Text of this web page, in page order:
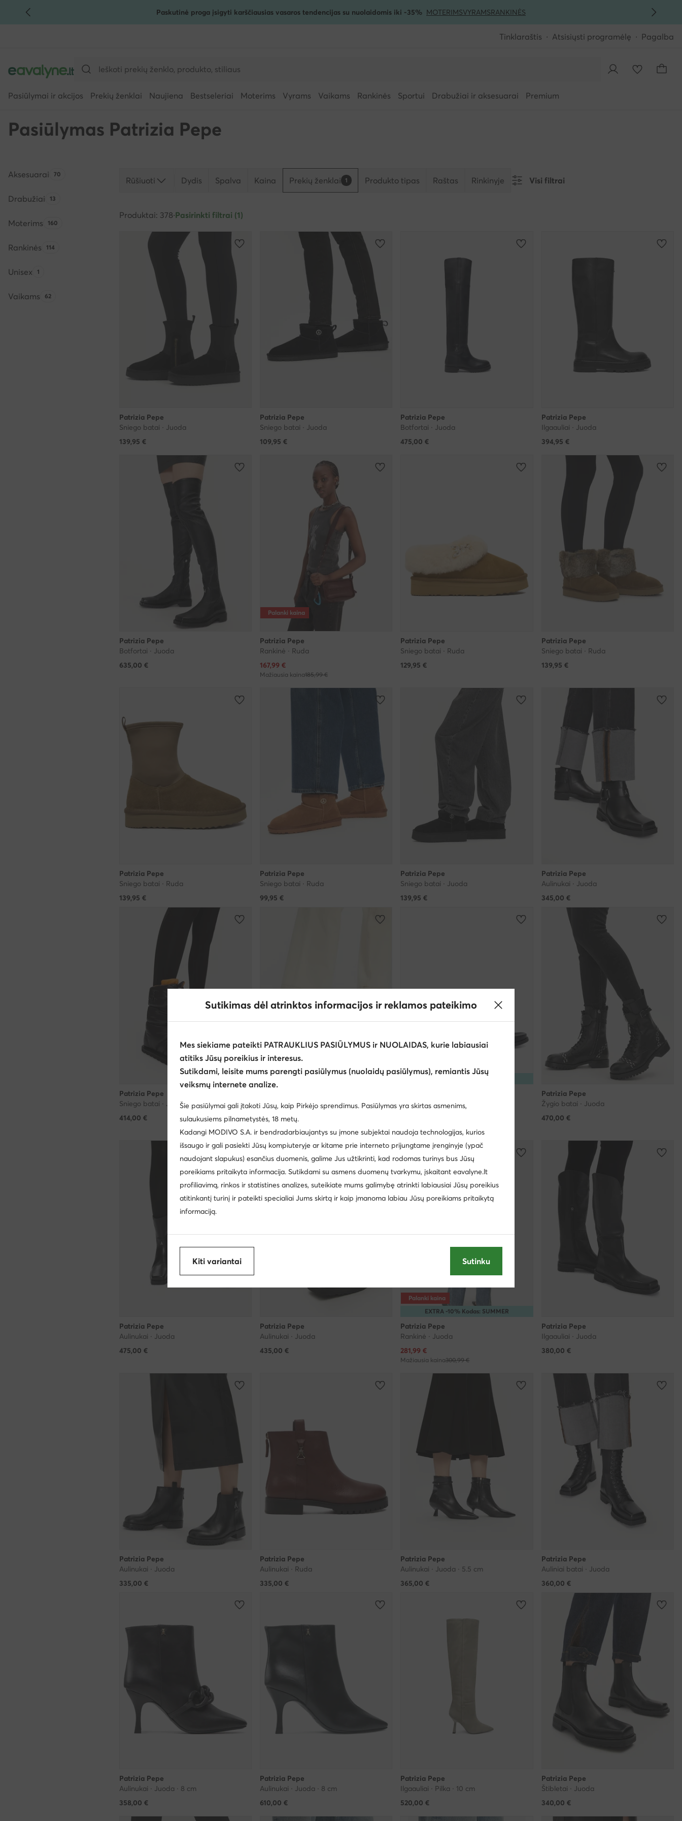
PEREITI PRIE PAGRINDINIO TURINIOPaskutinė proga įsigyti karščiausias vasaros tendencijas su nuolaidomis iki -35% MOTERIMSVYRAMSRANKINĖS
Tinklaraštis Atsisiųsti programėlę Pagalba
Pasiūlymai ir akcijos Prekių ženklai Naujiena Bestseleriai Moterims Vyrams Vaikams Rankinės Sportui Drabužiai ir aksesuarai Premium
Pasiūlymas Patrizia Pepe
Aksesuarai Produktų skaičius:
70
Drabužiai Produktų skaičius:
13
Moterims Produktų skaičius:
160
Rankinės Produktų skaičius:
114
Unisex Produktų skaičius:
1
Vaikams Produktų skaičius:
62
Rūšiuoti Dydis Spalva Kaina Prekių ženklai 1 Produkto tipas Raštas Rinkinyje Visi filtrai
Produktai: 378·Pasirinkti filtrai (1)
Patrizia Pepe
Sniego batai · Juoda
139,95 €
Patrizia Pepe
Sniego batai · Juoda
109,95 €
Patrizia Pepe
Botfortai · Juoda
475,00 €
Patrizia Pepe
Ilgaauliai · Juoda
394,95 €
Patrizia Pepe
Botfortai · Juoda
635,00 €
Palanki kaina
Patrizia Pepe
Rankinė · Ruda
Dabartinė kaina
167,99 €
Mažiausia kaina185,99 €
Patrizia Pepe
Sniego batai · Ruda
129,95 €
Patrizia Pepe
Sniego batai · Ruda
139,95 €
Patrizia Pepe
Sniego batai · Ruda
139,95 €
Patrizia Pepe
Sniego batai · Ruda
99,95 €
Patrizia Pepe
Sniego batai · Juoda
139,95 €
Patrizia Pepe
Aulinukai · Juoda
345,00 €
Patrizia Pepe
Sniego batai · Juoda
414,00 €
Aulinukai · Balta
268,00€
EXTRA -35% Kodas: SUMMER
Basutės · Juoda
Patrizia Pepe
Žygio batai · Juoda
470,00 €
Patrizia Pepe
Aulinukai · Juoda
475,00 €
Patrizia Pepe
Aulinukai · Juoda
435,00 €
EXTRA -10% Kodas: SUMMER
Palanki kaina
Patrizia Pepe
Rankinė · Juoda
Dabartinė kaina
281,99 €
Mažiausia kaina300,99 €
Patrizia Pepe
Ilgaauliai · Juoda
380,00 €
Patrizia Pepe
Aulinukai · Juoda
335,00 €
Patrizia Pepe
Aulinukai · Ruda
335,00 €
Patrizia Pepe
Aulinukai · Juoda · 5.5 cm
365,00 €
Patrizia Pepe
Auliniai batai · Juoda
360,00 €
Patrizia Pepe
Aulinukai · Juoda · 8 cm
358,00 €
Patrizia Pepe
Aulinukai · Juoda · 8 cm
610,00 €
Patrizia Pepe
Ilgaauliai · Pilka · 10 cm
520,00 €
Patrizia Pepe
Štibletai · Juoda
340,00 €
Sutikimas dėl atrinktos informacijos ir reklamos pateikimo
Mes siekiame pateikti PATRAUKLIUS PASIŪLYMUS ir NUOLAIDAS, kurie labiausiai
atitiks Jūsų poreikius ir interesus.
Sutikdami, leisite mums parengti pasiūlymus (nuolaidų pasiūlymus), remiantis Jūsų
veiksmų internete analize.
Šie pasiūlymai gali įtakoti Jūsų, kaip Pirkėjo sprendimus. Pasiūlymas yra skirtas asmenims,
sulaukusiems pilnametystės, 18 metų.
Kadangi MODIVO S.A. ir bendradarbiaujantys su įmone subjektai naudoja technologijas, kurios
išsaugo ir gali pasiekti Jūsų kompiuteryje ar kitame prie interneto prijungtame įrenginyje (ypač
naudojant slapukus) esančius duomenis, galime Jus užtikrinti, kad rodomas turinys bus Jūsų
poreikiams pritaikyta informacija. Sutikdami su asmens duomenų tvarkymu, įskaitant eavalyne.lt
profiliavimą, rinkos ir statistines analizes, suteikiate mums galimybę atrinkti labiausiai Jūsų poreikius
atitinkantį turinį ir pateikti specialiai Jums skirtą ir kaip įmanoma labiau Jūsų poreikiams pritaikytą
informaciją.
Kiti variantai Sutinku